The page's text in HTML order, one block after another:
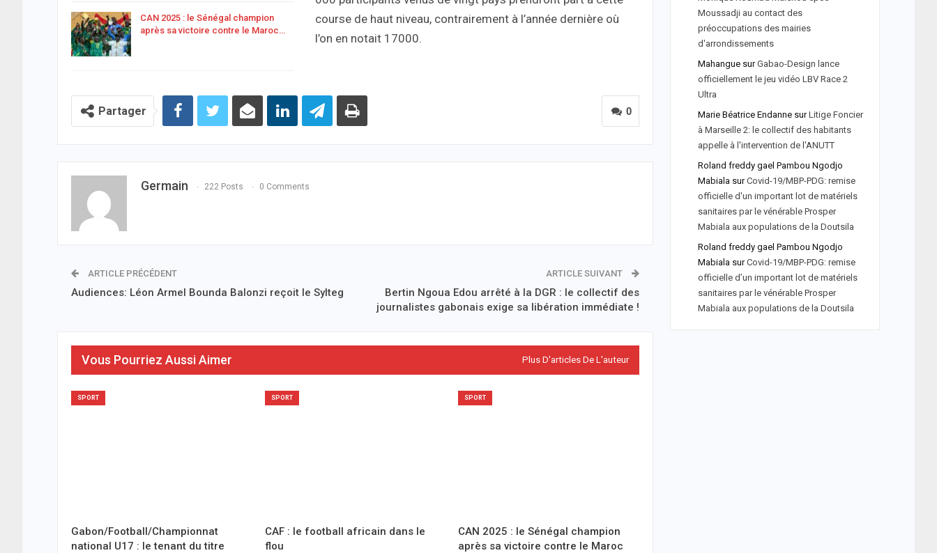
CAN 2025 : le Sénégal champion
après sa victoire contre le Maroc…
course de haut niveau, contrairement à l’année dernière où
l’on en notait 17000.
0
Partager
Germain 222 Posts 0 Comments
ARTICLE PRÉCÉDENT
Audiences: Léon Armel Bounda Balonzi reçoit le Sylteg
ARTICLE SUIVANT
Bertin Ngoua Edou arrêté à la DGR : le collectif des
journalistes gabonais exige sa libération immédiate !
Vous Pourriez Aussi Aimer Plus D'articles De L'auteur
SPORT
Gabon/Football/Championnat
national U17 : le tenant du titre
SPORT
CAF : le football africain dans le
flou
SPORT
CAN 2025 : le Sénégal champion
après sa victoire contre le Maroc
Moussadji au contact des
préoccupations des mairies
d'arrondissements
MahanguesurGabao-Design lance
officiellement le jeu vidéo LBV Race 2
Ultra
Marie Béatrice EndannesurLitige Foncier
à Marseille 2: le collectif des habitants
appelle à l'intervention de l'ANUTT
Roland freddy gael Pambou Ngodjo
MabialasurCovid-19/MBP-PDG: remise
officielle d'un important lot de matériels
sanitaires par le vénérable Prosper
Mabiala aux populations de la Doutsila
Roland freddy gael Pambou Ngodjo
MabialasurCovid-19/MBP-PDG: remise
officielle d’un important lot de matériels
sanitaires par le vénérable Prosper
Mabiala aux populations de la Doutsila